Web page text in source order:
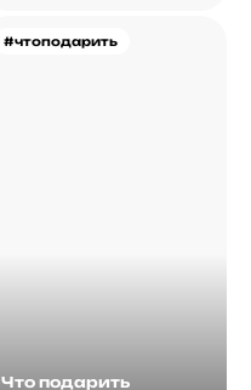
#чтоподарить
Что подарить